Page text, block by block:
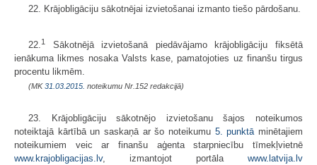
22. Krājobligāciju sākotnējai izvietošanai izmanto tiešo pārdošanu.
22.1
Sākotnējā izvietošanā piedāvājamo krājobligāciju fiksētā
ienākuma likmes nosaka Valsts kase, pamatojoties uz finanšu tirgus
procentu likmēm.
(MK31.03.2015. noteikumu Nr.152 redakcijā)
23. Krājobligāciju sākotnējo izvietošanu šajos noteikumos
noteiktajā kārtībā un saskaņā ar šo noteikumu 5. punktāminētajiem
noteikumiem veic ar finanšu aģenta starpniecību tīmekļvietnē
www.krajobligacijas.lv, izmantojot portāla www.latvija.lv